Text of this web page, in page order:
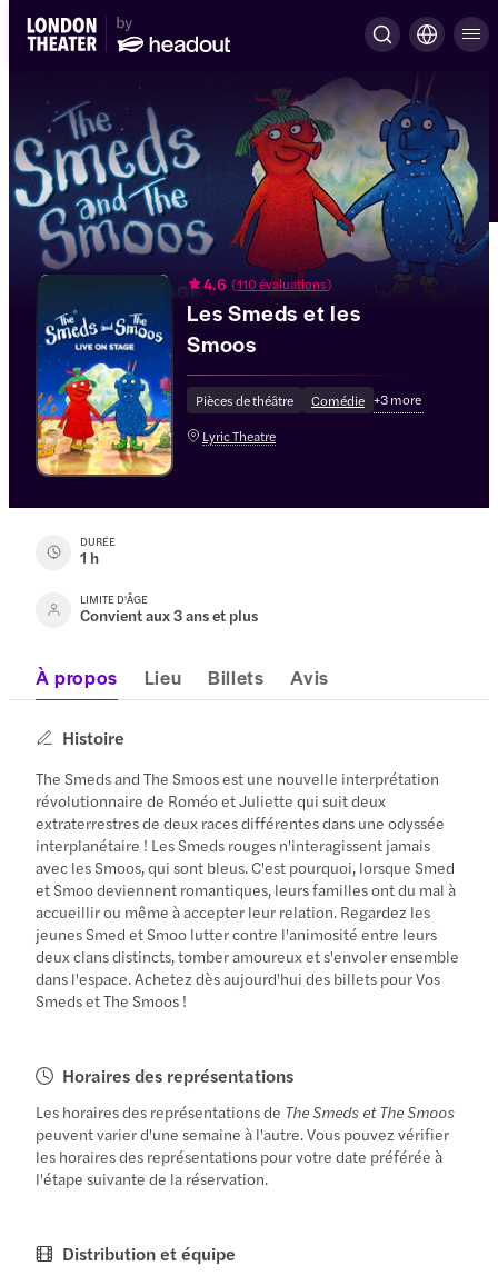
4.6 (110 évaluations)
Les Smeds et les
Smoos
Pièces de théâtre Comédie +3more
Lyric Theatre
DURÉE
1 h
LIMITE D'ÂGE
Convient aux 3 ans et plus
À propos Lieu Billets Avis
Histoire
The Smeds and The Smoos est une nouvelle interprétation
révolutionnaire de Roméo et Juliette qui suit deux
extraterrestres de deux races différentes dans une odyssée
interplanétaire ! Les Smeds rouges n'interagissent jamais
avec les Smoos, qui sont bleus. C'est pourquoi, lorsque Smed
et Smoo deviennent romantiques, leurs familles ont du mal à
accueillir ou même à accepter leur relation. Regardez les
jeunes Smed et Smoo lutter contre l'animosité entre leurs
deux clans distincts, tomber amoureux et s'envoler ensemble
dans l'espace. Achetez dès aujourd'hui des billets pour Vos
Smeds et The Smoos !
Horaires des représentations
Les horaires des représentations de The Smeds et The Smoos
peuvent varier d'une semaine à l'autre. Vous pouvez vérifier
les horaires des représentations pour votre date préférée à
l'étape suivante de la réservation.
Distribution et équipe